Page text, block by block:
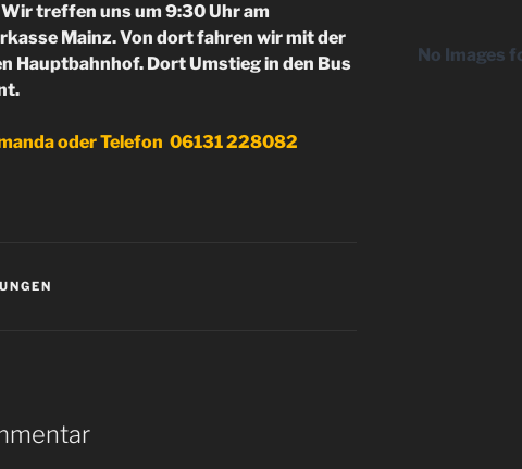
Wir treffen uns um 9:30 Uhr am
Mainz. Von dort fahren wir mit der
Hauptbahnhof. Dort Umstieg in den Bus
oder Telefon 06131 228082
No Images